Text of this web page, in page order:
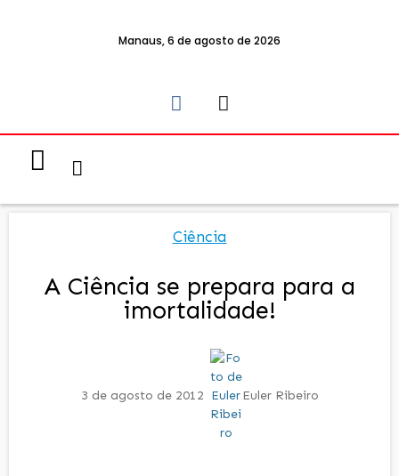
Manaus, 6 de agosto de 2026
Ciência
A Ciência se prepara para a
imortalidade!
3 de agosto de 2012 Euler Ribeiro